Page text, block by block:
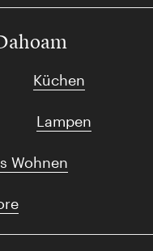
Küchen
Lampen
Wohnen